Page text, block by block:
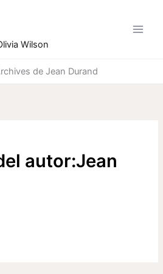
Wilson
de Jean Durand
autor:Jean